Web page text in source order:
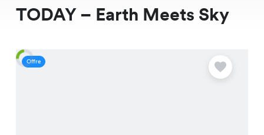
TODAY – Earth Meets Sky
Offre